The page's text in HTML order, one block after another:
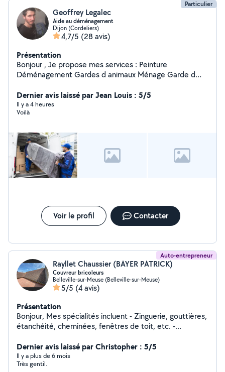
Particulier
Geoffrey Legalec
Aide au déménagement
Dijon (Cordeliers)
4,7/5 (28 avis)
Présentation
Bonjour , Je propose mes services : Peinture
Déménagement Gardes d animaux Ménage Garde d
personne Geoffrey
Dernier avis laissé par Jean Louis : 5/5
Il y a 4 heures
Voilà
Voir le profil Contacter
Auto-entrepreneur
Rayllet Chaussier (BAYER PATRICK)
Couvreur bricoleurs
Belleville-sur-Meuse (Belleville-sur-Meuse)
5/5 (4 avis)
Présentation
Bonjour, Mes spécialités incluent - Zinguerie, gouttières,
étanchéité, cheminées, fenêtres de toit, etc. -
cuite, zinc, tôles ondulées en acier - Diagnostic,
expertise et toiture - Nettoyage de toiture et de
façade - Traitement anti-mousse - Traitement hydrofuge
Dernier avis laissé par Christopher : 5/5
Il y a plus de 6 mois
Très gentil.